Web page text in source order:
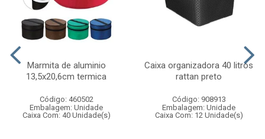
Marmita de aluminio
13,5x20,6cm termica
Código: 460502
Embalagem: Unidade
Caixa Com: 40 Unidade(s)
Caixa organizadora 40 litros
rattan preto
Código: 908913
Embalagem: Unidade
Caixa Com: 12 Unidade(s)